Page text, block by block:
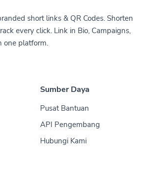
short links & QR Codes. Shorten
every click. Link in Bio, Campaigns,
one platform.
Sumber Daya
Pusat Bantuan
API Pengembang
Hubungi Kami